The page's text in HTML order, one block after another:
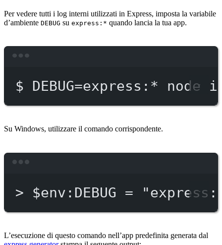
Per vedere tutti i log interni utilizzati in Express, imposta la variabile
d’ambiente DEBUG su express:* quando lancia la tua app.
$ DEBUG=express: * node
Su Windows, utilizzare il comando corrispondente.
> $env:DEBUG =
L’esecuzione di questo comando nell’app predefinita generata dal